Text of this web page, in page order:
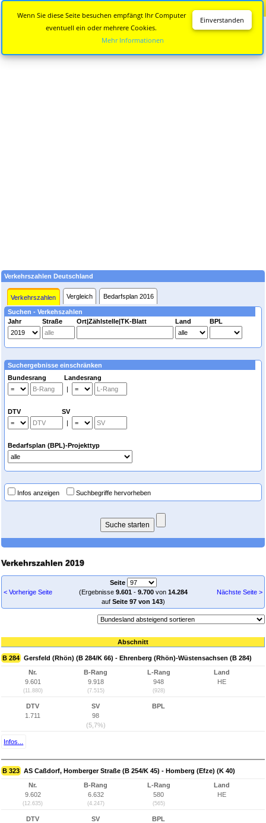
Verkehrszahlen Deutschland
Verkehrszahlen Vergleich Bedarfsplan 2016
Suchen - Verkehszahlen
Jahr
Straße Ort|Zählstelle|TK-Blatt Land BPL
Suchergebnisse einschränken
Bundesrang Landesrang
|
DTV SV
|
Bedarfsplan (BPL)-Projekttyp
Infos anzeigen Suchbegriffe hervorheben
Verkehrszahlen 2019
< Vorherige Seite
Seite
(Ergebnisse 9.601- 9.700von 14.284
auf Seite 97 von 143)
Nächste Seite >
Abschnitt
B 284 Gersfeld (Rhön) (B 284/K 66) - Ehrenberg (Rhön)-Wüstensachsen (B 284)
Nr.
9.601
(11.880)
B-Rang
9.918
(7.515)
L-Rang
948
(928)
Land
HE
DTV
1.711
SV
98
(5,7%)
BPL
Infos...
B 323 AS Caßdorf, Homberger Straße (B 254/K 45) - Homberg (Efze) (K 40)
Nr.
9.602
(12.635)
B-Rang
6.632
(4.247)
L-Rang
580
(565)
Land
HE
DTV
SV
BPL
Einverstanden
Wenn Sie diese Seite besuchen empfängt Ihr Computer
eventuell ein oder mehrere Cookies.
Mehr Informationen